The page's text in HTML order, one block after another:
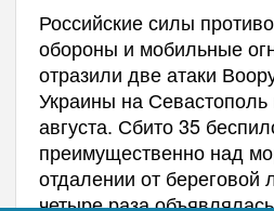
Российские силы
обороны и мобильные
отразили две атаки
Украины на Севастополь
августа. Сбито 35
преимущественно над
отдалении от береговой
четыре раза